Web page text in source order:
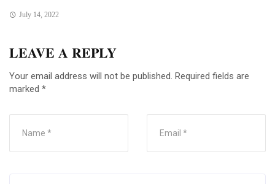
July 14, 2022
LEAVE A REPLY
Your email address will not be published. Required fields are
marked *